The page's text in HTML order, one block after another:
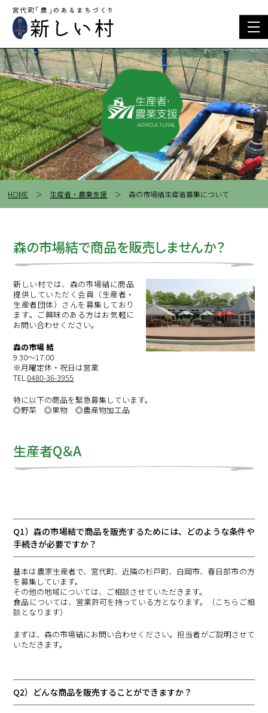
HOME ＞ 生産者・農業支援 ＞ 森の市場結生産者募集について
森の市場結で商品を販売しませんか？
新しい村では、森の市場結に商品
提供していただく会員（生産者・
生産者団体）さんを募集しており
ます。ご興味のある方はお気軽に
お問い合わせください。
森の市場 結
9:30～17:00
※月曜定休・祝日は営業
TEL.0480-36-3955
特に以下の商品を緊急募集しています。
◎野菜 ◎果物 ◎農産物加工品
生産者Q＆A
Q1）森の市場結で商品を販売するためには、どのような条件や
手続きが必要ですか？
基本は農家生産者で、宮代町、近隣の杉戸町、白岡市、春日部市の方
を募集しています。
その他の地域については、ご相談させていただきます。
食品については、営業許可を持っている方となります。（こちらご相
談となります）
まずは、森の市場結にお問い合わせください。担当者がご説明させて
いただきます。
Q2）どんな商品を販売することができますか？